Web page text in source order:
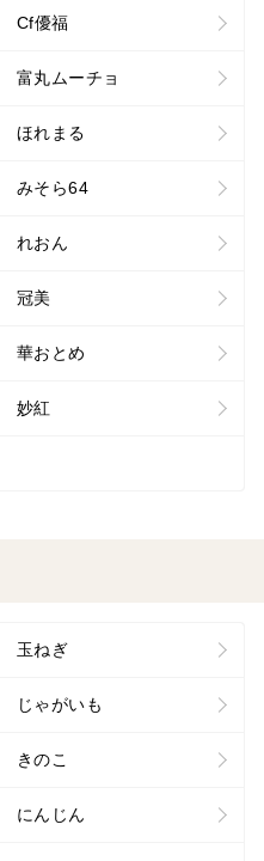
Cf優福
富丸ムーチョ
ほれまる
みそら64
れおん
冠美
華おとめ
妙紅
玉ねぎ
じゃがいも
きのこ
にんじん